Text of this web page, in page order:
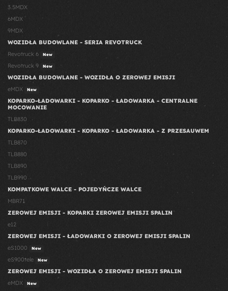
3.5MDX
6MDX
9MDX
WOZIDŁA BUDOWLANE - SERIA REVOTRUCK
Revotruck 6
New
Revotruck 9 New
WOZIDŁA BUDOWLANE - WOZIDŁA O ZEROWEJ EMISJI
eMDX
New
KOPARKO-ŁADOWARKI - KOPARKO - ŁADOWARKA - CENTRALNE
MOCOWANIE
TLB830
KOPARKO-ŁADOWARKI - KOPARKO - ŁADOWARKA - Z PRZESAUWEM
TLB870
TLB880
TLB890
TLB990
KOMPATKOWE WALCE - POJEDYŃCZE WALCE
MBR71
ZEROWEJ EMISJI - KOPARKI ZEROWEJ EMISJI SPALIN
e12
ZEROWEJ EMISJI - ŁADOWARKI O ZEROWEJ EMISJI SPALIN
eS1000
New
eS900tele New
ZEROWEJ EMISJI - WOZIDŁA O ZEROWEJ EMISJI SPALIN
eMDX
New